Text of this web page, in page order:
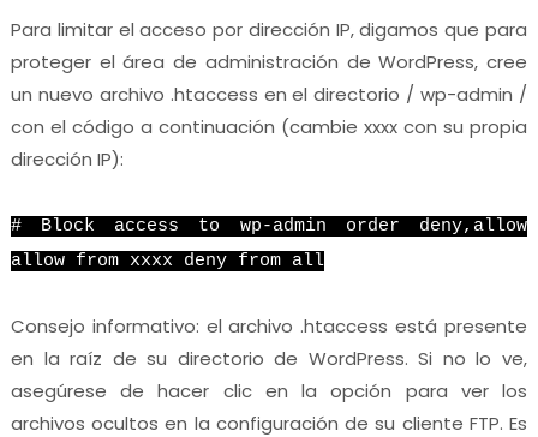
Para limitar el acceso por dirección IP, digamos que para
proteger el área de administración de WordPress, cree
un nuevo archivo .htaccess en el directorio / wp-admin /
con el código a continuación (cambie xxxx con su propia
dirección IP):
# Block access to wp-admin order deny,allow
allow from xxxx deny from all
Consejo informativo: el archivo .htaccess está presente
en la raíz de su directorio de WordPress. Si no lo ve,
asegúrese de hacer clic en la opción para ver los
archivos ocultos en la configuración de su cliente FTP. Es